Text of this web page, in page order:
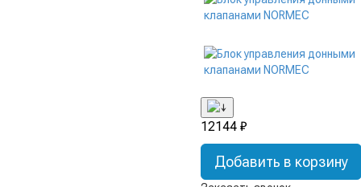
12144 ₽
Добавить в корзину